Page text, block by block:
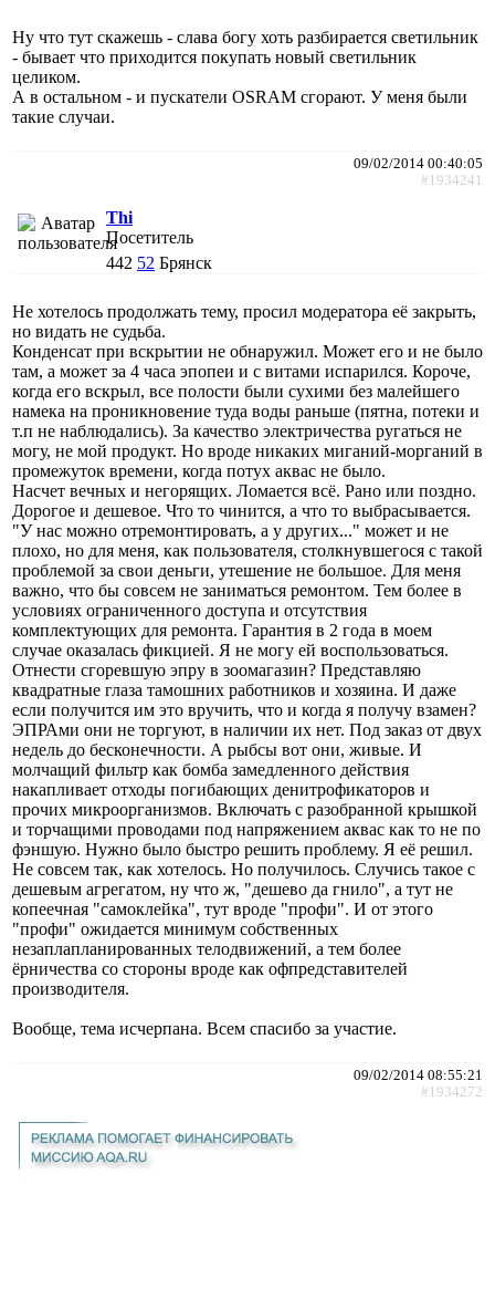
Ну что тут скажешь - слава богу хоть разбирается светильник
- бывает что приходится покупать новый светильник
целиком.
А в остальном - и пускатели OSRAM сгорают. У меня были
такие случаи.
09/02/2014 00:40:05
#1934241
Thi
Посетитель
442 52 Брянск
Не хотелось продолжать тему, просил модератора её закрыть,
но видать не судьба.
Конденсат при вскрытии не обнаружил. Может его и не было
там, а может за 4 часа эпопеи и с витами испарился. Короче,
когда его вскрыл, все полости были сухими без малейшего
намека на проникновение туда воды раньше (пятна, потеки и
т.п не наблюдались). За качество электричества ругаться не
могу, не мой продукт. Но вроде никаких миганий-морганий в
промежуток времени, когда потух аквас не было.
Насчет вечных и негорящих. Ломается всё. Рано или поздно.
Дорогое и дешевое. Что то чинится, а что то выбрасывается.
"У нас можно отремонтировать, а у других..." может и не
плохо, но для меня, как пользователя, столкнувшегося с такой
проблемой за свои деньги, утешение не большое. Для меня
важно, что бы совсем не заниматься ремонтом. Тем более в
условиях ограниченного доступа и отсутствия
комплектующих для ремонта. Гарантия в 2 года в моем
случае оказалась фикцией. Я не могу ей воспользоваться.
Отнести сгоревшую эпру в зоомагазин? Представляю
квадратные глаза тамошних работников и хозяина. И даже
если получится им это вручить, что и когда я получу взамен?
ЭПРАми они не торгуют, в наличии их нет. Под заказ от двух
недель до бесконечности. А рыбсы вот они, живые. И
молчащий фильтр как бомба замедленного действия
накапливает отходы погибающих денитрофикаторов и
прочих микроорганизмов. Включать с разобранной крышкой
и торчащими проводами под напряжением аквас как то не по
фэншую. Нужно было быстро решить проблему. Я её решил.
Не совсем так, как хотелось. Но получилось. Случись такое с
дешевым агрегатом, ну что ж, "дешево да гнило", а тут не
копеечная "самоклейка", тут вроде "профи". И от этого
"профи" ожидается минимум собственных
незаплапланированных телодвижений, а тем более
ёрничества со стороны вроде как офпредставителей
производителя.
Вообще, тема исчерпана. Всем спасибо за участие.
09/02/2014 08:55:21
#1934272